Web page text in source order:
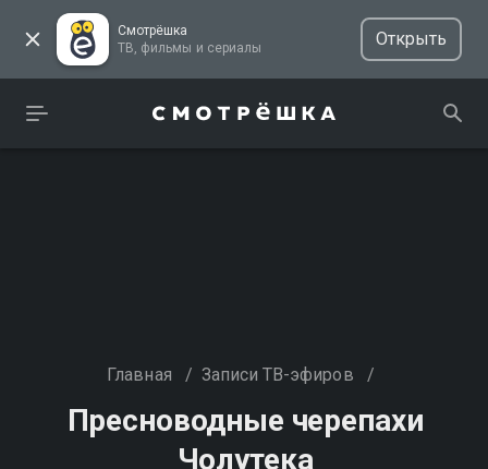
Смотрёшка
ТВ, фильмы и сериалы
Открыть
Главная / Записи ТВ-эфиров /
Пресноводные черепахи
Чолутека